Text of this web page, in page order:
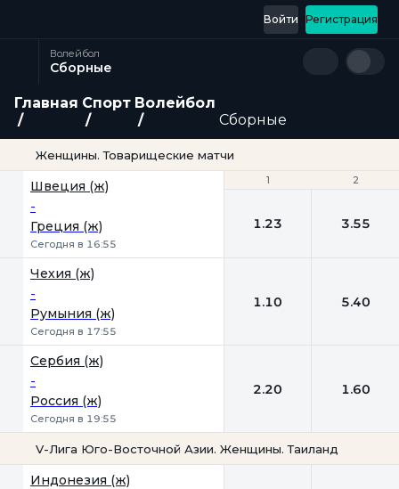
Регистрация
Войти
Волейбол
Сборные
Главная Спорт Волейбол
Сборные
Женщины. Товарищеские матчи
1 2
Швеция (ж)
-
Греция (ж)
Сегодня в 16:55
1 2
1.23 3.55
Чехия (ж)
-
Румыния (ж)
Сегодня в 17:55
1.10 5.40
Сербия (ж)
-
Россия (ж)
Сегодня в 19:55
2.20 1.60
V-Лига Юго-Восточной Азии. Женщины. Таиланд
Индонезия (ж)